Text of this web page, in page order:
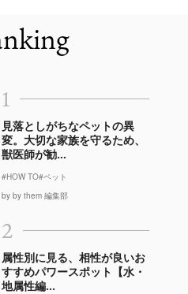
1
見落としがちなペットの異
変。大切な家族を守るため、
獣医師が勧...
#HOW TO#ペット
by by them 編集部
2
属性別に見る、相性が良いお
すすめパワースポット【水・
地属性編...